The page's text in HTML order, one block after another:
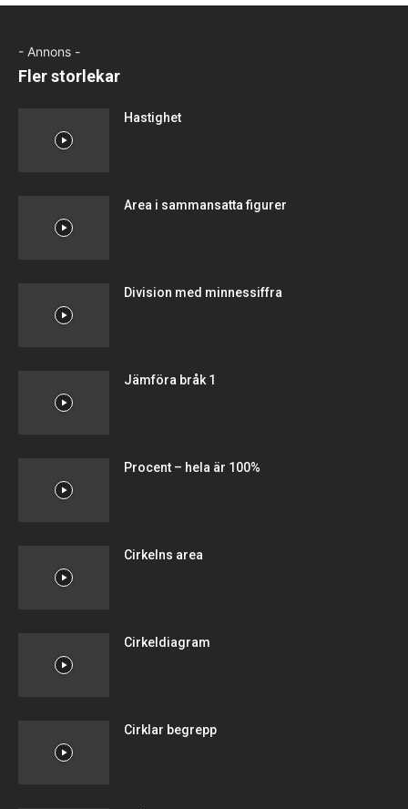
- Annons -
Fler storlekar
Hastighet
Area i sammansatta figurer
Division med minnessiffra
Jämföra bråk 1
Procent – hela är 100%
Cirkelns area
Cirkeldiagram
Cirklar begrepp